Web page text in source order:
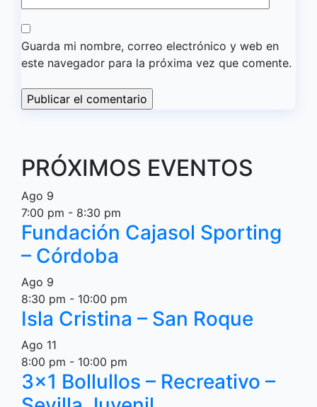
Guarda mi nombre, correo electrónico y web en
este navegador para la próxima vez que comente.
PRÓXIMOS EVENTOS
Ago 9
7:00 pm - 8:30 pm
Fundación Cajasol Sporting
– Córdoba
Ago 9
8:30 pm - 10:00 pm
Isla Cristina – San Roque
Ago 11
8:00 pm - 10:00 pm
3×1 Bollullos – Recreativo –